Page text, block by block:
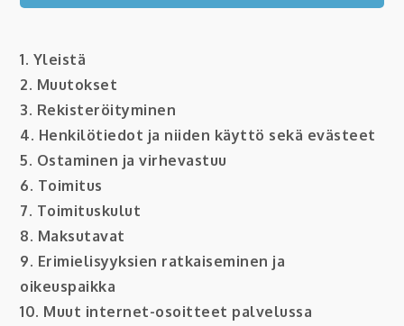
1. Yleistä
2. Muutokset
3. Rekisteröityminen
4. Henkilötiedot ja niiden käyttö sekä evästeet
5. Ostaminen ja virhevastuu
6. Toimitus
7. Toimituskulut
8. Maksutavat
9. Erimielisyyksien ratkaiseminen ja
oikeuspaikka
10. Muut internet-osoitteet palvelussa